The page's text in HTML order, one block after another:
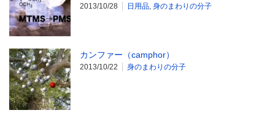
2013/10/28 日用品, 身のまわりの分子
カンファー（camphor）
2013/10/22 身のまわりの分子